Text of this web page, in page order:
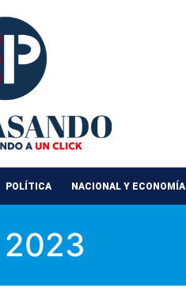
POLÍTICA NACIONAL Y ECONOMÍA